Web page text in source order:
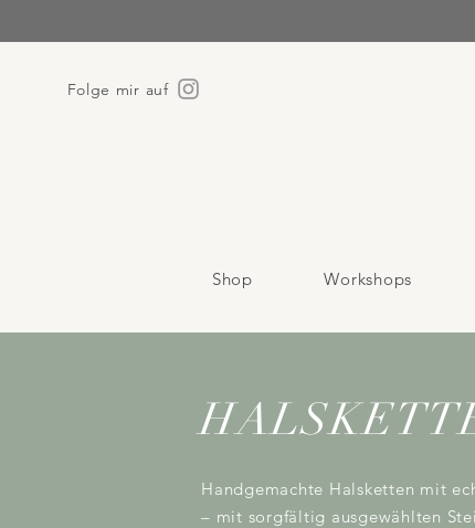
Folge mir auf
Shop Workshops
Handgemachte Halsketten mit
– mit sorgfältig ausgewählten